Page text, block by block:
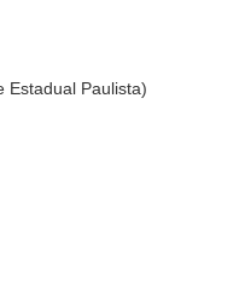
Estadual Paulista)